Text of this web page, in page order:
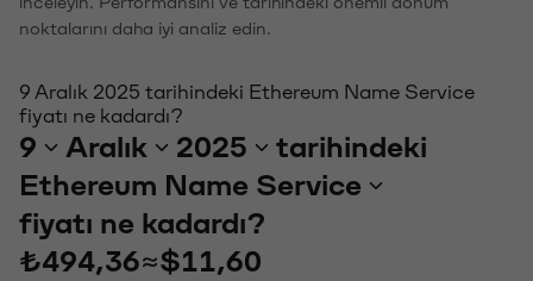
noktalarını daha iyi analiz edin.
9 Aralık 2025 tarihindeki Ethereum Name Service
fiyatı ne kadardı?
9 Aralık 2025
tarihindeki
Ethereum Name Service
fiyatı ne kadardı?
₺494,36≈$11,60